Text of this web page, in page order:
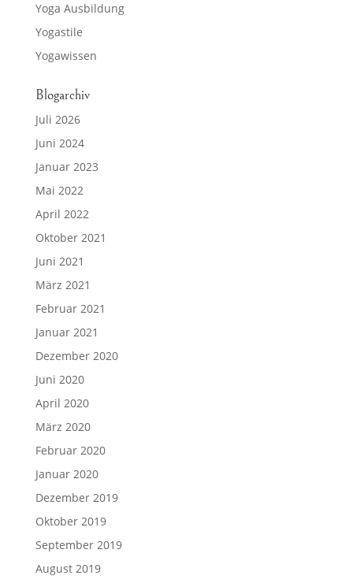
Yoga Ausbildung
Yogastile
Yogawissen
Blogarchiv
Juli 2026
Juni 2024
Januar 2023
Mai 2022
April 2022
Oktober 2021
Juni 2021
März 2021
Februar 2021
Januar 2021
Dezember 2020
Juni 2020
April 2020
März 2020
Februar 2020
Januar 2020
Dezember 2019
Oktober 2019
September 2019
August 2019